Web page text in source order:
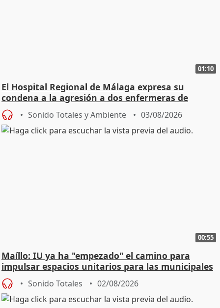
01:10
El Hospital Regional de Málaga expresa su
condena a la agresión a dos enfermeras de
Urgencias
Sonido Totales y Ambiente 03/08/2026
00:55
Maíllo: IU ya ha "empezado" el camino para
impulsar espacios unitarios para las municipales
Sonido Totales 02/08/2026